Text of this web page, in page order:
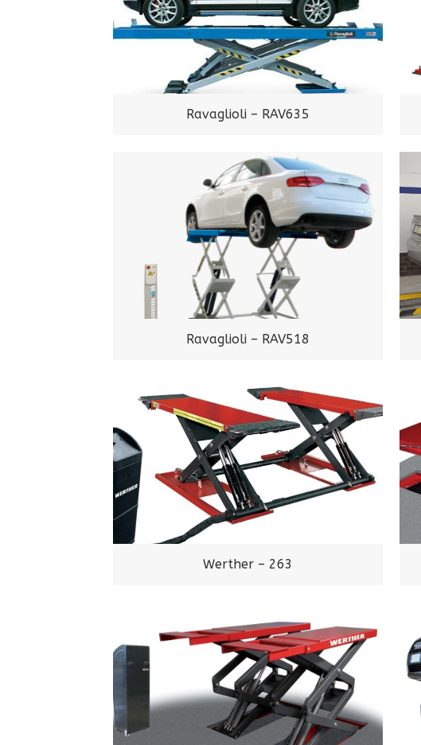
Ravaglioli – RAV635
Ravaglioli – RAV518
Werther – 263